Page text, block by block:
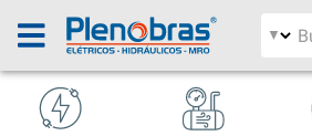
Filtrar